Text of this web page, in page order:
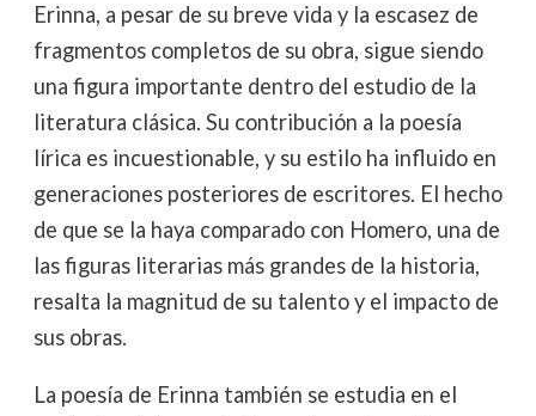
Erinna, a pesar de su breve vida y la escasez de
fragmentos completos de su obra, sigue siendo
una figura importante dentro del estudio de la
literatura clásica. Su contribución a la poesía
lírica es incuestionable, y su estilo ha influido en
generaciones posteriores de escritores. El hecho
de que se la haya comparado con Homero, una de
las figuras literarias más grandes de la historia,
resalta la magnitud de su talento y el impacto de
sus obras.
La poesía de Erinna también se estudia en el